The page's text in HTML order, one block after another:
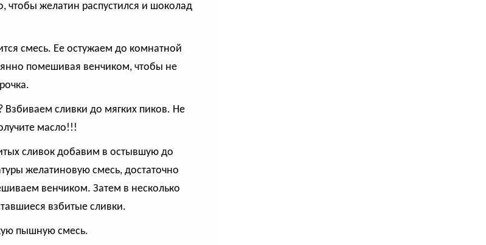
чтобы желатин распустился и шоколад
смесь. Ее остужаем до комнатной
помешивая венчиком, чтобы не
Взбиваем сливки до мягких пиков. Не
масло!!!
сливок добавим в остывшую до
желатиновую смесь, достаточно
венчиком. Затем в несколько
взбитые сливки.
пышную смесь.